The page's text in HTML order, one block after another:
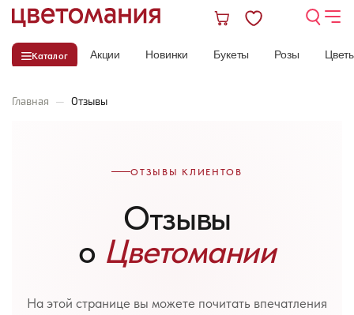
Каталог Акции Новинки Букеты Розы
Главная — Отзывы
ОТЗЫВЫ КЛИЕНТОВ
Отзывы
о Цветомании
На этой странице вы можете почитать впечатления